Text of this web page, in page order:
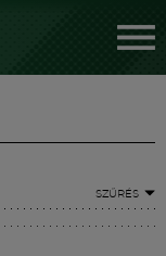
SZŰRÉS